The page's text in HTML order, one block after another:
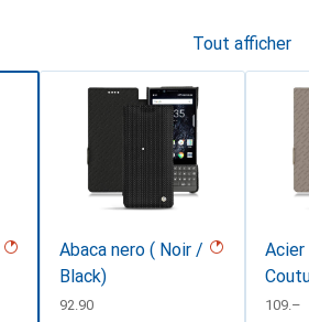
Tout afficher
Abaca nero ( Noir /
Black)
CHF
92.90 CHF
109.–